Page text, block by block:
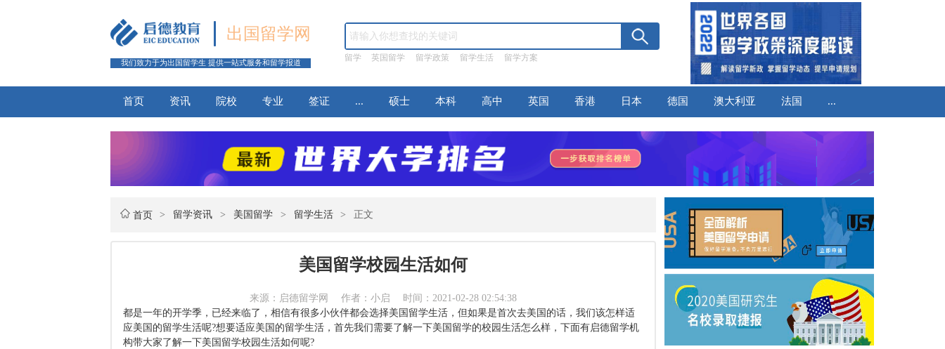
出国留学网
我们致力于为出国留学生 提供一站式服务和留学报道 留学 英国留学 留学政策 留学生活 留学方案
首页 资讯 院校 专业 签证 ... 硕士 本科 高中 英国 香港 日本 德国 澳大利亚 法国 ...
首页 > 留学资讯 > 美国留学 > 留学生活 > 正文
美国留学校园生活如何
来源：启德留学网 作者：小启 时间：2021-02-28 02:54:38
都是一年的开学季，已经来临了，相信有很多小伙伴都会选择美国留学生活，但如果是首次去美国的话，我们该怎样适
应美国的留学生活呢?想要适应美国的留学生活，首先我们需要了解一下美国留学的校园生活怎么样，下面有启德留学机
构带大家了解一下美国留学校园生活如何呢?